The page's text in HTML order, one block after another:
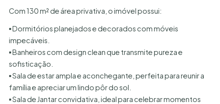
Com 130 m² de área privativa, o imóvel possui:
▪ Dormitórios planejados e decorados com móveis
impecáveis.
▪ Banheiros com design clean que transmite pureza e
sofisticação.
▪ Sala de estar ampla e aconchegante, perfeita para reunir a
família e apreciar um lindo pôr do sol.
▪ Sala de Jantar convidativa, ideal para celebrar momentos